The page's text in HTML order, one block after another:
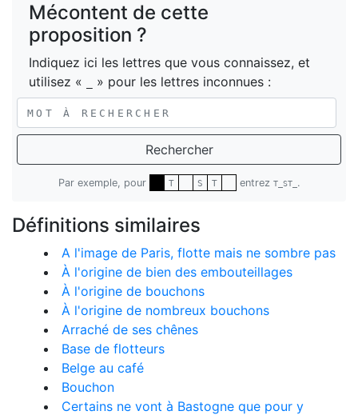
Mécontent de cette
proposition ?
Indiquez ici les lettres que vous connaissez, et
utilisez «
» pour les lettres inconnues :
Rechercher
Par exemple, pour T S T entrez T_ST_ .
Définitions similaires
A l'image de Paris, flotte mais ne sombre pas
À l'origine de bien des embouteillages
À l'origine de bouchons
À l'origine de nombreux bouchons
Arraché de ses chênes
Base de flotteurs
Belge au café
Bouchon
Certains ne vont à Bastogne que pour y